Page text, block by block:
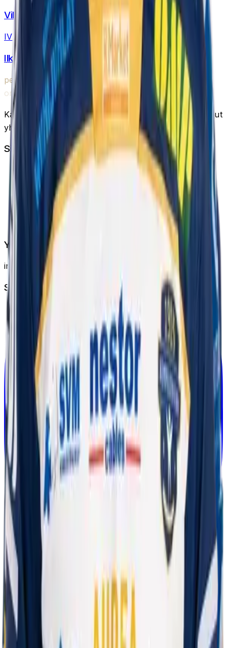
Ville
Väliaho
IV
Ilkka Vimpari
pesis
one
Kaikki pesäpalloon liittyvät uutiset, tilastot ja keskustelut
yhdessä paikassa.
Sivusto
Uutiset
Joukkueet
Tilastot
Lähetä artikkeli
Tietosuojaseloste
Yhteystiedot
info@pesis.one
Seuraa meitä